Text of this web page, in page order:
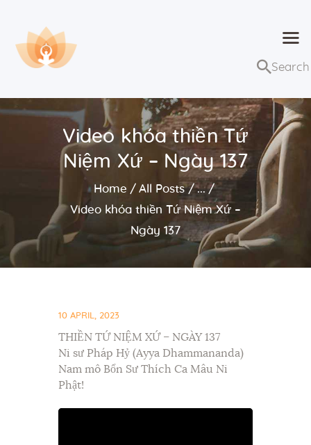
Video khóa thiền Tứ
Niệm Xứ – Ngày 137
Home All Posts
...
Video khóa thiền Tứ Niệm Xứ –
Ngày 137
Trang chủ
Bài giảng
Lớp học và sự kiện
Về Dhammaduta
10 APRIL, 2023
THIỀN TỨ NIỆM XỨ – NGÀY 137
Ni sư Pháp Hỷ (Ayya Dhammananda)
Nam mô Bổn Sư Thích Ca Mâu Ni
Phật!